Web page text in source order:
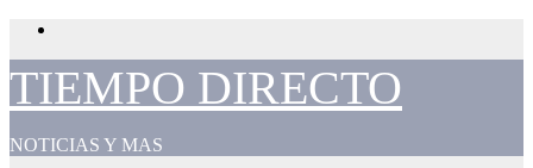
Saltar
contenido
TIEMPO DIRECTO
NOTICIAS Y MAS